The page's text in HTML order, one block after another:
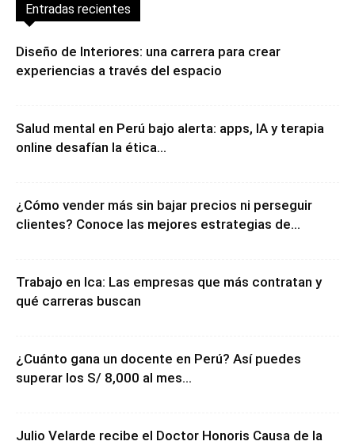
Entradas recientes
Diseño de Interiores: una carrera para crear
experiencias a través del espacio
Salud mental en Perú bajo alerta: apps, IA y terapia
online desafían la ética...
¿Cómo vender más sin bajar precios ni perseguir
clientes? Conoce las mejores estrategias de...
Trabajo en Ica: Las empresas que más contratan y
qué carreras buscan
¿Cuánto gana un docente en Perú? Así puedes
superar los S/ 8,000 al mes...
Julio Velarde recibe el Doctor Honoris Causa de la